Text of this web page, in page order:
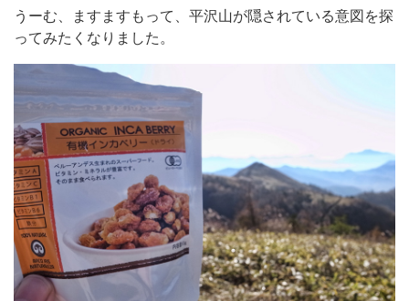
うーむ、ますますもって、平沢山が隠されている意図を探
ってみたくなりました。